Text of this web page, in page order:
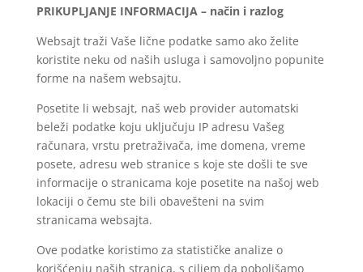
PRIKUPLJANJE INFORMACIJA – način i razlog
Websajt traži Vaše lične podatke samo ako želite
koristite neku od naših usluga i samovoljno popunite
forme na našem websajtu.
Posetite li websajt, naš web provider automatski
beleži podatke koju uključuju IP adresu Vašeg
računara, vrstu pretraživača, ime domena, vreme
posete, adresu web stranice s koje ste došli te sve
informacije o stranicama koje posetite na našoj web
lokaciji o čemu ste bili obavešteni na svim
stranicama websajta.
Ove podatke koristimo za statističke analize o
korišćenju naših stranica, s ciljem da poboljšamo